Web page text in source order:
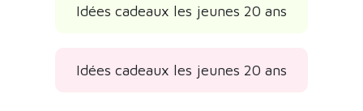
Idées cadeaux les jeunes 20 ans
Idées cadeaux les jeunes 20 ans